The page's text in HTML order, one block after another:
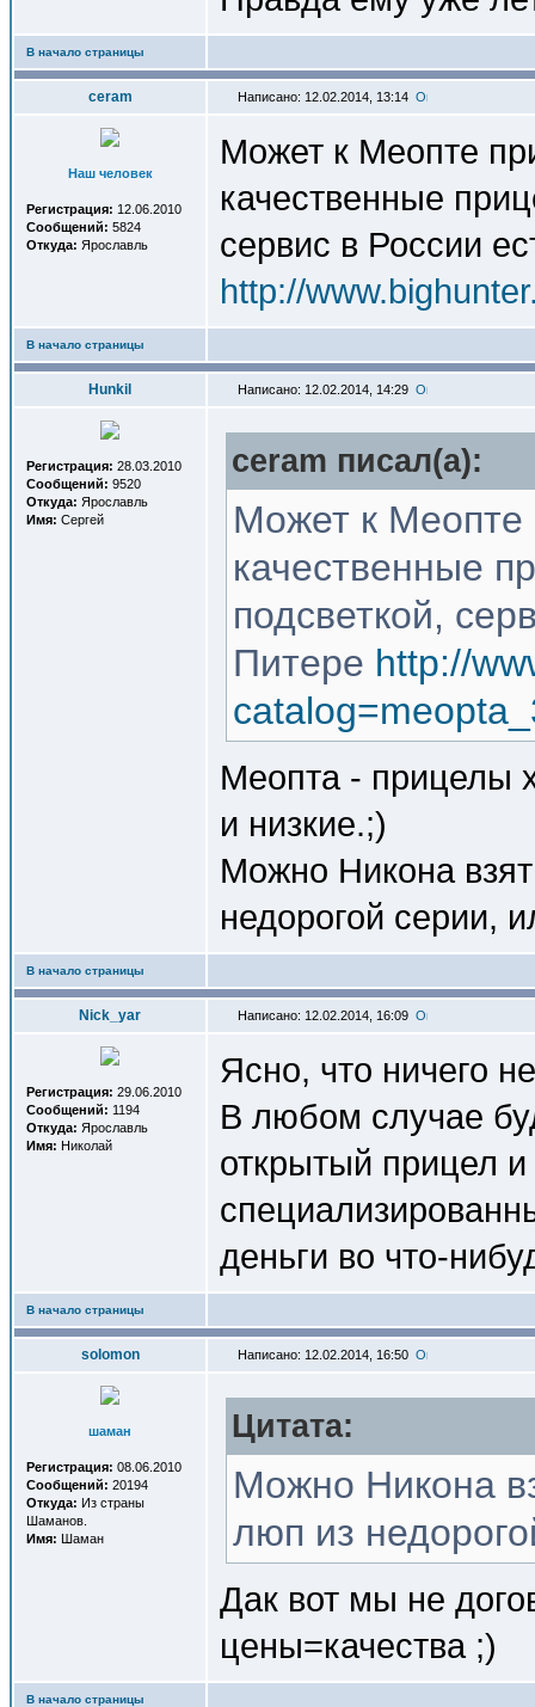
В начало страницы
ceram Написано: 12.02.2014, 13:14
Наш человек
Регистрация: 12.06.2010
Сообщений: 5824
Откуда: Ярославль
Может к Меопте
качественные
сервис в России
http://
В начало страницы
Hunkil Написано: 12.02.2014, 14:29
Регистрация: 28.03.2010
Сообщений: 9520
Откуда: Ярославль
Имя: Сергей
ceram писал(a):
Может к Меопте
качественные
подсветкой,
Питере http://
Меопта - прицелы
и низкие.;)
Можно Никона
недорогой серии,
В начало страницы
Nick_yar Написано: 12.02.2014, 16:09
Регистрация: 29.06.2010
Сообщений: 1194
Откуда: Ярославль
Имя: Николай
Ясно, что ничего
В любом случае
открытый прицел
деньги во что-
В начало страницы
solomon Написано: 12.02.2014, 16:50
шаман
Регистрация: 08.06.2010
Сообщений: 20194
Откуда: Из страны
Шаманов.
Имя: Шаман
Цитата:
Можно Никона
люп из
Дак вот мы не
цены=качества ;)
В начало страницы